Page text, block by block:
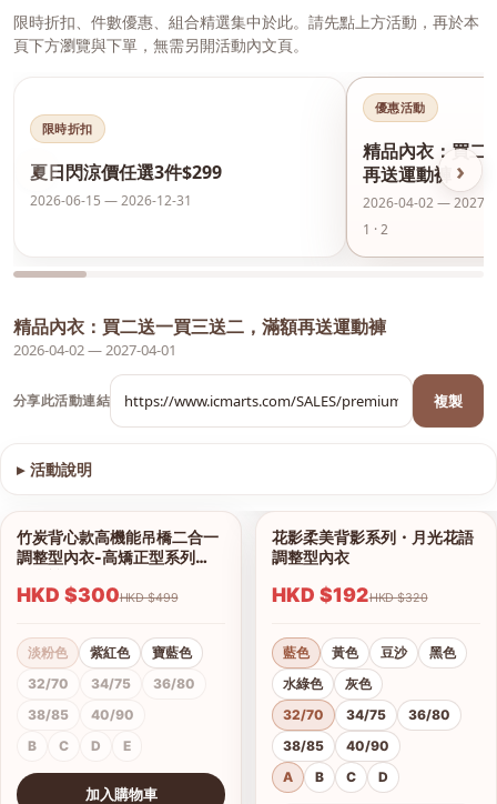
限時折扣、件數優惠、組合精選集中於此。請先點上方活動，再於本
頁下方瀏覽與下單，無需另開活動內文頁。
‹ ›
限時折扣
夏日閃涼價任選3件$299
2026-06-15 — 2026-12-31
優惠活動
精品內衣：買二
再送運動褲
2026-04-02 — 2027-
1 · 2
精品內衣：買二送一買三送二，滿額再送運動褲
2026-04-02 — 2027-04-01
分享此活動連結 複製
▸ 活動說明
1/13
查看圖片
竹炭背心款高機能吊橋二合一
調整型內衣-高矯正型系列
HKD $300 HKD $499
淡粉色 紫紅色
寶藍色
32/70
34/75
36/80
38/85
40/90
B
C D E
加入購物車
1/18
花影柔美背影系列・月光花語
調整型內衣
HKD $192 HKD $320
藍色 黃色 豆沙
黑色
水綠色
灰色
32/70
34/75
36/80
38/85
40/90
A
B C D